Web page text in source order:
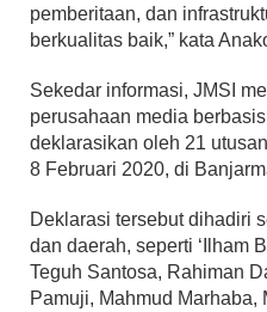
pemberitaan, dan
berkualitas baik,” kata
Sekedar informasi, JMSI
perusahaan media
deklarasikan oleh 21
8 Februari 2020, di
Deklarasi tersebut dihadiri
dan daerah, seperti ‘Ilham
Teguh Santosa, Rahiman
Pamuji, Mahmud Marhaba,